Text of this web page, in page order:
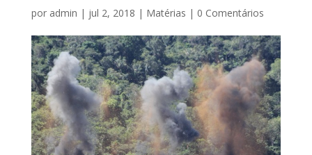
por admin | jul 2, 2018 | Matérias | 0 Comentários